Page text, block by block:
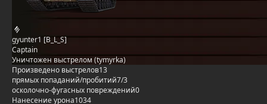
gyunter1 [B_L_S]
Captain
Уничтожен выстрелом (tymyrka)
Произведено выстрелов13
прямых попаданий/пробитий7/3
осколочно-фугасных повреждений0
Нанесение урона1034